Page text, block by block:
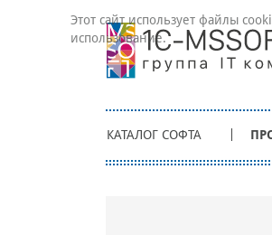
КАТАЛОГ СОФТА
Этот сайт использует файлы
использование.